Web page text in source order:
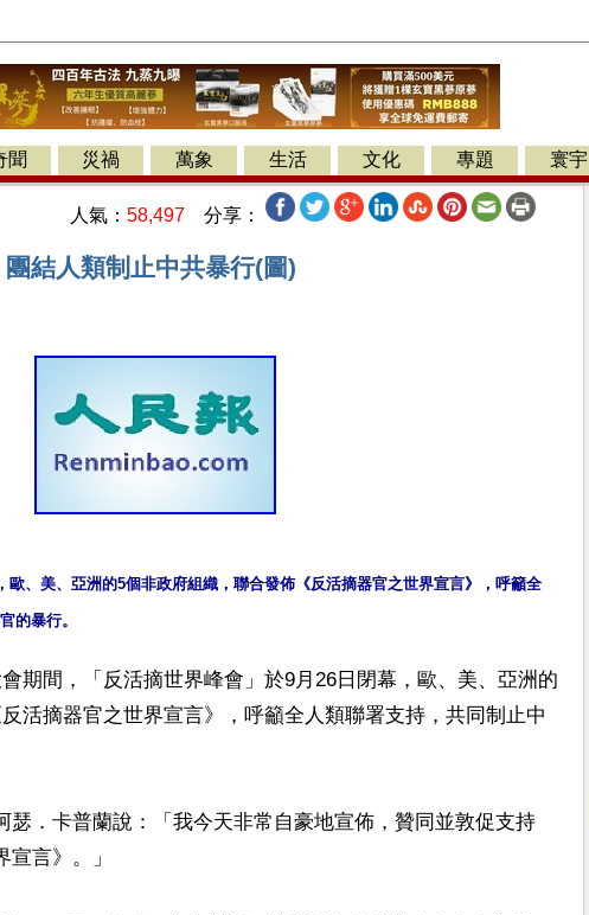
聞 災禍 萬象 生活 文化 專題 寰宇
人氣： 58,497 分享：
團結人類制止中共暴行(圖)
歐、美、亞洲的5個非政府組織，聯合發佈《反活摘器官之世界宣言》，呼籲全
會期間，「反活摘世界峰會」於9月26日閉幕，歐、美、亞洲的
活摘器官之世界宣言》，呼籲全人類聯署支持，共同制止中
瑟．卡普蘭說：「我今天非常自豪地宣佈，贊同並敦促支持
宣言》。」